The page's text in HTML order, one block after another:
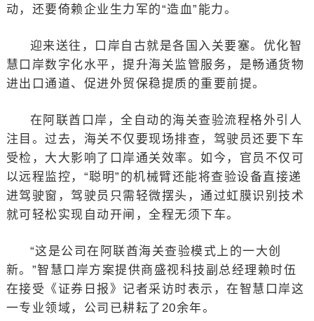
动，还要倚赖企业生力军的“造血”能力。
迎来送往，口岸自古就是各国入关要塞。优化智
慧口岸数字化水平，提升海关监管服务，是畅通货物
进出口通道、促进外贸保稳提质的重要前提。
在阿联酋口岸，全自动的海关查验流程格外引人
注目。过去，海关不仅要现场排查，驾驶员还要下车
受检，大大影响了口岸通关效率。如今，官员不仅可
以远程监控，“聪明”的机械臂还能将查验设备直接递
进驾驶窗，驾驶员只需轻微摆头，通过虹膜识别技术
就可轻松实现自动开闸，全程无须下车。
“这是公司在阿联酋海关查验模式上的一大创
新。”智慧口岸方案提供商盛视科技副总经理赖时伍
在接受《证券日报》记者采访时表示，在智慧口岸这
一专业领域，公司已耕耘了20余年。